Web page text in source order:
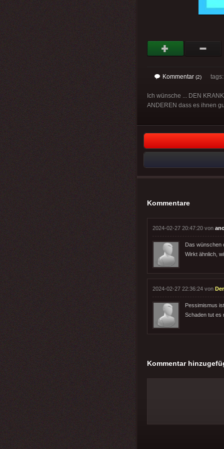
Kommentar (2)
Ich wünsche ... DEN
ANDEREN dass es ihnen
Kommentare
2024-02-27 20:47:20 von
Das wünschen
Wirkt ähnlich,
2024-02-27 22:36:24 von
Pessimismus
Schaden tut es
Kommentar